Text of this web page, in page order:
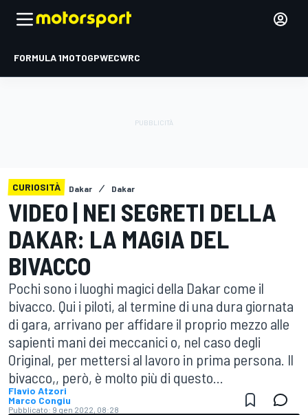
FORMULA 1MOTOGPWECWRC
CURIOSITÀ Dakar Dakar
VIDEO | NEI SEGRETI DELLA
DAKAR: LA MAGIA DEL
BIVACCO
Pochi sono i luoghi magici della Dakar come il
bivacco. Qui i piloti, al termine di una dura giornata
di gara, arrivano per affidare il proprio mezzo alle
sapienti mani dei meccanici o, nel caso degli
Original, per mettersi al lavoro in prima persona. Il
bivacco,, però, è molto più di questo...
Flavio Atzori
Marco Congiu
Pubblicato: 9 gen 2022, 08:28